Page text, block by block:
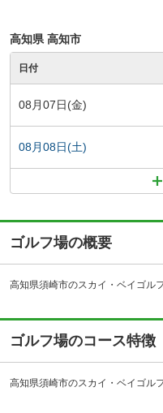
高知県 高知市
日付
08月07日(金)
08月08日(土)
ゴルフ場の概要
ゴルフ場のコース特徴